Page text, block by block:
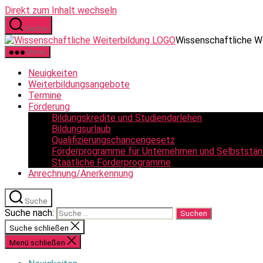
Direkt zum Inhalt wechseln
Suche
Wissenschaftliche
Menü
Neuigkeiten
Weiterbildungsangebote
Termine
Förderung
Bildungskredite und Studiendarlehen
Bildungsurlaub
Qualifizierungschancengesetz
Förderprogramme für Unternehmen und
Staatliche Förderprogramme
Anrechnung/Anerkennung
Suche
Suche nach:
Suche schließen
Menü schließen